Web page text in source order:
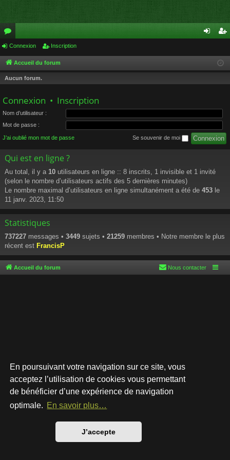
En poursuivant votre navigation sur ce site, vous
acceptez l’utilisation de cookies vous permettant
de bénéficier d’une expérience de navigation
optimale. En savoir plus…
J’accepte
or
u
m
cri
Connexion Inscription
Accueil du forum
Aucun forum.
Connexion • Inscription
Nom d’utilisateur :
Mot de passe :
J’ai oublié mon mot de passe Se souvenir de moi
Qui est en ligne ?
Au total, il y a 10 utilisateurs en ligne :: 8 inscrits, 1 invisible et 1 invité
(selon le nombre d’utilisateurs actifs des 5 dernières minutes)
Le nombre maximal d’utilisateurs en ligne simultanément a été de 453 le
11 janv. 2023, 11:50
Statistiques
737227 messages • 3449 sujets • 21259 membres • Notre membre le plus
récent est FrancisP
Accueil du forum Nous contacter
Développé parphpBB® Forum Software © phpBB Limited
Style par
Traduction française officielle